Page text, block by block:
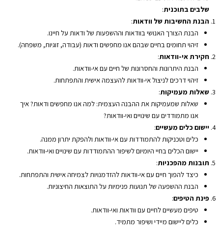
שלבים בתוכנית:
הבנת החשיבות של וודאות:
הבנת הצורך האנושי בוודאות וההשפעות של ודאות על חיינו.
זיהוי תחומים בחיים שבהם אנו מחפשים ודאות (עבודה, זוגיות, משפחה).
חקירת אי-וודאות:
הבנת היתרונות והחסרונות של חיים עם אי-וודאות.
זיהוי דרכים לניצול אי-וודאות להעצמה אישית והתפתחות.
שאלות מעמיקות:
שאלות שמעמיקות את ההבנה העצמית: למה אנו מחפשים ודאות? איך
אנו מתמודדים עם שינויים ואי-וודאות?
יישום כלים מעשיים:
כלים וטכניקות להתמודדות עם אי-וודאות ולהפקת יתרון ממנה.
יישום הכלים בחיי היומיום לשיפור ההתמודדות עם שינויים ואי-וודאות.
תובנות מהפכניות:
כיצד להפוך חיים עם אי-וודאות להזדמנויות לצמיחה אישית והתפתחות.
הבנת ההשפעה של תנועות פנימיות על התוצאות החיצוניות.
פינת הטיפים:
טיפים מעשיים לחיים עם וודאות ואי-וודאות.
כלים ליישום מיידי ושיפור מתמיד.